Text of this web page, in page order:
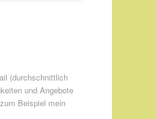
(durchschnittlich
und Angebote
Beispiel mein